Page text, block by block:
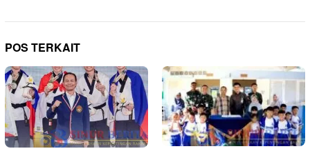
POS TERKAIT